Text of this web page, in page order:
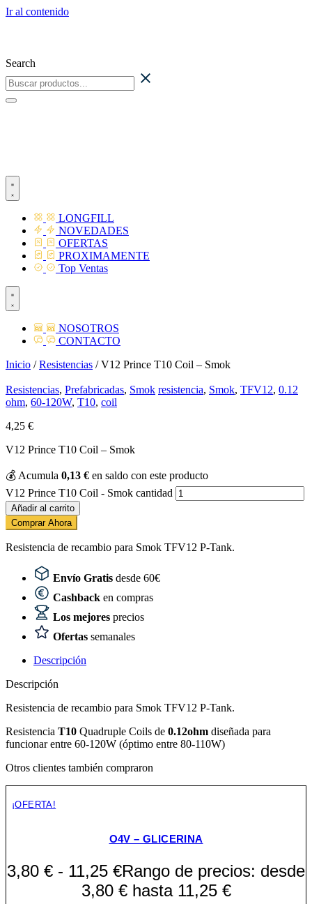
Ir al contenido
Search
LONGFILL
NOVEDADES
OFERTAS
PROXIMAMENTE
Top Ventas
NOSOTROS
CONTACTO
Inicio /Resistencias / V12 Prince T10 Coil – Smok
Resistencias, Prefabricadas, Smok resistencia, Smok, TFV12, 0.12
ohm, 60-120W, T10, coil
4,25 €
V12 Prince T10 Coil – Smok
💰 Acumula 0,13 € en saldo con este producto
V12 Prince T10 Coil - Smok cantidad
Añadir al carrito
Comprar Ahora
Resistencia de recambio para Smok TFV12 P-Tank.
Envío Gratis desde 60€
Cashback en compras
Los mejores precios
Ofertas semanales
Descripción
Descripción
Resistencia de recambio para Smok TFV12 P-Tank.
Resistencia T10 Quadruple Coils de 0.12ohm diseñada para
funcionar entre 60-120W (óptimo entre 80-110W)
Otros clientes también compraron
¡OFERTA!
O4V – GLICERINA
3,80 € - 11,25 €Rango de precios: desde
3,80 € hasta 11,25 €